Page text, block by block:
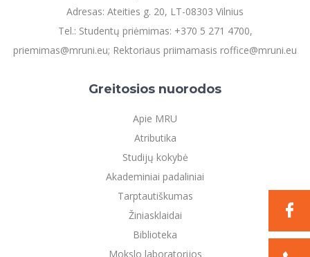
Adresas: Ateities g. 20, LT-08303 Vilnius
Tel.: Studentų priėmimas: +370 5 271 4700,
priemimas@mruni.eu; Rektoriaus priimamasis roffice@mruni.eu
Greitosios nuorodos
Apie MRU
Atributika
Studijų kokybė
Akademiniai padaliniai
Tarptautiškumas
Žiniasklaidai
Biblioteka
Mokslo laboratorijos